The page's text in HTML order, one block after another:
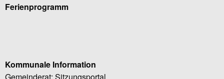
Ferienprogramm
Kommunale Information